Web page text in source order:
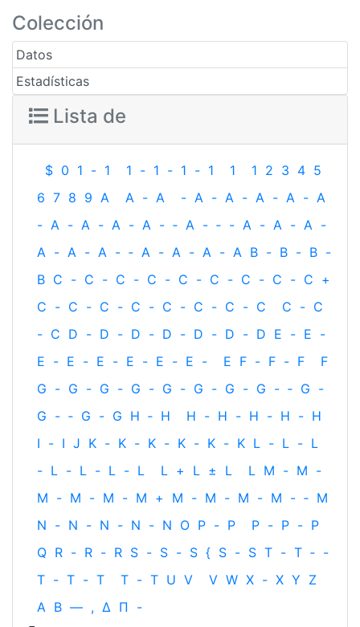
Colección
Datos
Estadísticas
Lista de
$ 0 1 - 1 1 - 1 - 1 - 1 1 1 2 3 4 5
6 7 8 9 A A - A - A - A - A - A - A
- A - A - A - A - ‐ A - ‐ - A - A - A -
A - A - A - ‐ A - A - A - A B - B - B -
B C - C - C - C - C - C - C - C - C +
C - C - C - C - C - C - C - C C - C
- C D - D - D - D - D - D - D E - E -
E - E - E - E - E - E - E F - F - F
F
G - G - G - G - G - G - G - G - ‐ G -
G - ‐ G - G H ‐ H H - H - H - H - H
I - I J K - K - K - K - K - K L - L - L
- L - L - L - L L + L ± L L M - M -
M - M - M - M + M - M - M - M - ‐ M
N - N - N - N - N O P - P P - P - P
Q R - R - R S - S - S { S - S T - T ‐ -
T - T - T T - T U V V W X - X Y Z
Α Β — , Δ Π -